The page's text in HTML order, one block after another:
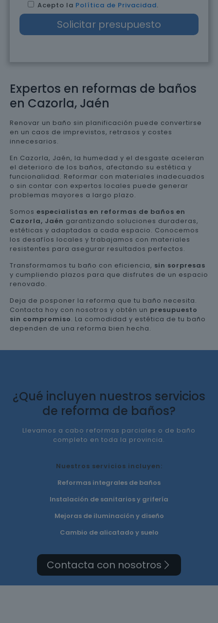
Expertos en reformas de baños
en Cazorla, Jaén
Renovar un baño sin planificación puede convertirse
en un caos de imprevistos, retrasos y costes
innecesarios.
En Cazorla, Jaén, la humedad y el desgaste aceleran
el deterioro de los baños, afectando su estética y
funcionalidad. Reformar con materiales inadecuados
o sin contar con expertos locales puede generar
problemas mayores a largo plazo.
Somos especialistas en reformas de baños en
Cazorla, Jaén garantizando soluciones duraderas,
estéticas y adaptadas a cada espacio. Conocemos
los desafíos locales y trabajamos con materiales
resistentes para asegurar resultados perfectos.
Transformamos tu baño con eficiencia, sin sorpresas
y cumpliendo plazos para que disfrutes de un espacio
renovado.
Deja de posponer la reforma que tu baño necesita.
Contacta hoy con nosotros y obtén un presupuesto
sin compromiso. La comodidad y estética de tu baño
dependen de una reforma bien hecha.
Acepto la Política de Privacidad.
¿Qué incluyen nuestros servicios
de reforma de baños?
Llevamos a cabo reformas parciales o de baño
completo en toda la provincia.
Nuestros servicios incluyen:
Reformas integrales de baños
Instalación de sanitarios y grifería
Mejoras de iluminación y diseño
Cambio de alicatado y suelo
Contacta con nosotros